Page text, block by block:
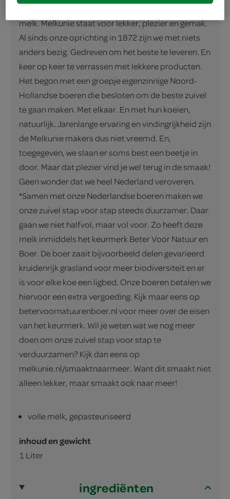
melk. Melkunie staat voor lekker, plezier en gemak.
Al sinds onze oprichting in 1872 zijn we met niets
anders bezig. Gedreven om het beste te leveren. En
keer op keer te verrassen met lekkere producten.
Het begon met een groepje eigenzinnige Noord-
Hollandse boeren die besloten om de beste zuivel
te gaan maken. Met elkaar. En met hun koeien,
natuurlijk. Jarenlange ervaring en vindingrijkheid zijn
de Melkunie makers dus niet vreemd. En,
toegegeven, we slaan er soms best een beetje in
door. Maar dat plezier vind je wel terug in de smaak!
Geen wonder dat we heel Nederland veroveren.
*Samen met onze Nederlandse boeren maken we
onze zuivel stap voor stap steeds duurzamer. Daar
gaan we niet halfvol, maar vol voor. Zo heeft deze
melk inmiddels het keurmerk Beter Voor Natuur en
Boer. De boer zaait bijvoorbeeld delen gevarieerd
kruidenrijk grasland voor meer biodiversiteit en er
is voor elke koe een ligbed. Onze boeren betalen we
hiervoor een extra vergoeding. Kijk maar eens op
betervoornatuurenboer.nl voor meer over de eisen
van het keurmerk. Wil je weten wat we nog meer
doen om onze zuivel stap voor stap te
verduurzamen? Kijk dan eens op
melkunie.nl/smaaktnaarmeer. Want dit smaakt niet
alleen lekker, maar smaakt ook naar meer!
volle melk, gepasteuriseerd
inhoud en gewicht
1 Liter
ingrediënten